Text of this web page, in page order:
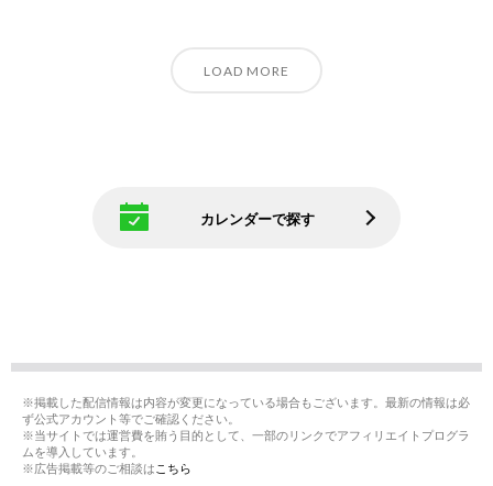
LOAD MORE
カレンダーで探す
※掲載した配信情報は内容が変更になっている場合もございます。最新の情報は必
ず公式アカウント等でご確認ください。
※当サイトでは運営費を賄う目的として、一部のリンクでアフィリエイトプログラ
ムを導入しています。
※広告掲載等のご相談は こちら